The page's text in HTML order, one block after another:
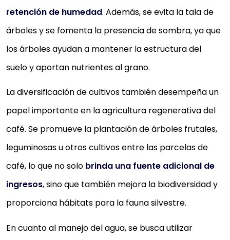
retención de humedad. Además, se evita la tala de
árboles y se fomenta la presencia de sombra, ya que
los árboles ayudan a mantener la estructura del
suelo y aportan nutrientes al grano.
La diversificación de cultivos también desempeña un
papel importante en la agricultura regenerativa del
café. Se promueve la plantación de árboles frutales,
leguminosas u otros cultivos entre las parcelas de
café, lo que no solo brinda una fuente adicional de
ingresos, sino que también mejora la biodiversidad y
proporciona hábitats para la fauna silvestre.
En cuanto al manejo del agua, se busca utilizar